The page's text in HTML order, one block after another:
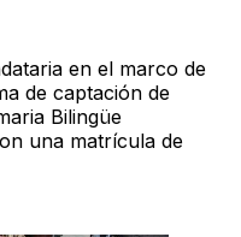
en el marco de
de captación de
Bilingüe
una matrícula de